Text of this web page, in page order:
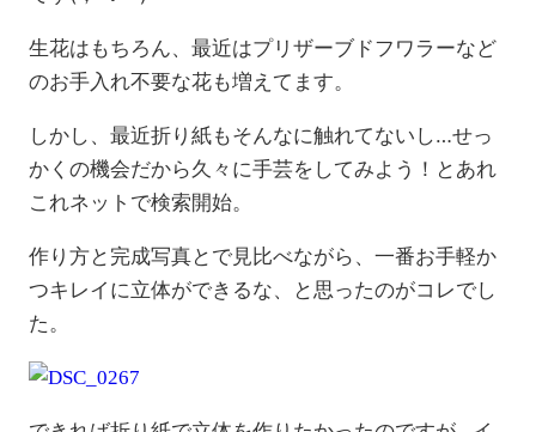
生花はもちろん、最近はプリザーブドフワラーなど
のお手入れ不要な花も増えてます。
しかし、最近折り紙もそんなに触れてないし…せっ
かくの機会だから久々に手芸をしてみよう！とあれ
これネットで検索開始。
作り方と完成写真とで見比べながら、一番お手軽か
つキレイに立体ができるな、と思ったのがコレでし
た。